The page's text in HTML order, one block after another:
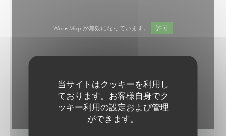
当サイトはクッキーを利用し
ております。お客様自身でク
ッキー利用の設定および管理
ができます。
Waze Map が無効になっています。 許可